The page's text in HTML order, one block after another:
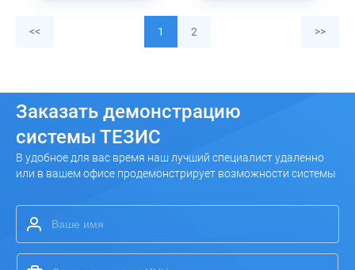
<< 1 2 >>
Заказать демонстрацию
системы ТЕЗИС
В удобное для вас время наш лучший специалист удаленно
или в вашем офисе продемонстрирует возможности системы